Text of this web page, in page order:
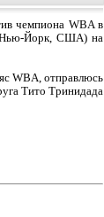
чемпиона WBA в
Нью-Йорк, США) на
WBA, отправлюсь
Тито Тринидада